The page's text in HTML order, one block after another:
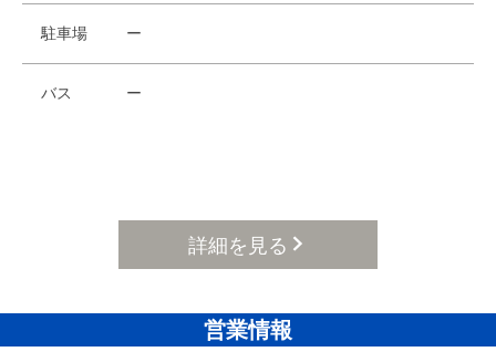
駐車場 ー
バス ー
詳細を見る
営業情報